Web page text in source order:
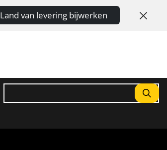
Land van levering bijwerken